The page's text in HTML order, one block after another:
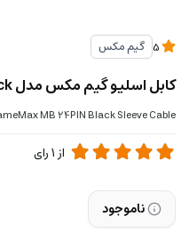
گیم مکس
کابل اسلیو گیم مکس مدل MB 24Pin Black
MB 24PIN Black Sleeve Cable
از 1رای
ناموجود